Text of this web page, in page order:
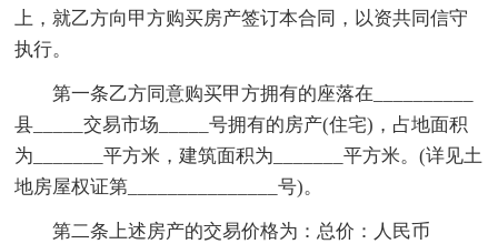
上，就乙方向甲方购买房产签订本合同，以资共同信守
执行。
第一条乙方同意购买甲方拥有的座落在__________
县_____交易市场_____号拥有的房产(住宅)，占地面积
为_______平方米，建筑面积为_______平方米。(详见土
地房屋权证第_______________号)。
第二条上述房产的交易价格为：总价：人民币